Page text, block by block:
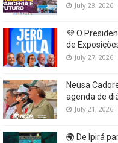
July 28, 2026
💜 O
de
July 27, 2026
Neusa
agenda de
July 21, 2026
🌍 De Ipirá